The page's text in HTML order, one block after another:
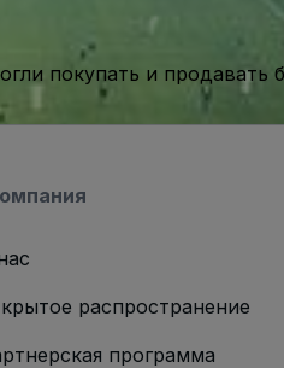
покупать и продавать
распространение
программа